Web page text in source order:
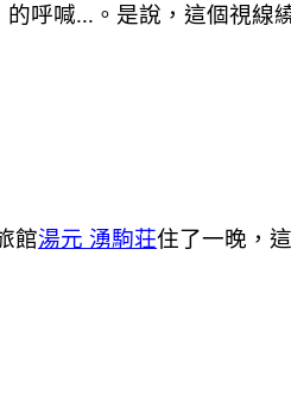
呼喊...。是說，這個視線
館湯元 湧駒荘住了一晚，